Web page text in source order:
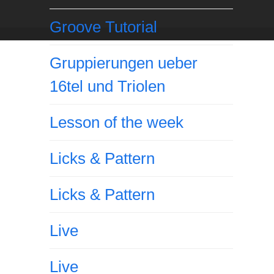
Groove Tutorial
Gruppierungen ueber
16tel und Triolen
Lesson of the week
Licks & Pattern
Licks & Pattern
Live
Live